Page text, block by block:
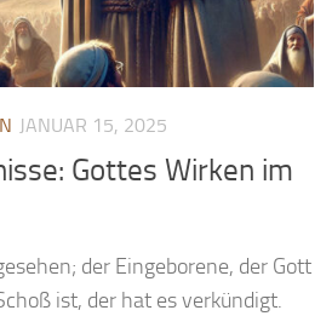
JANUAR 15, 2025
Gottes Wirken im
der Eingeborene, der Gott
ist, der hat es verkündigt.